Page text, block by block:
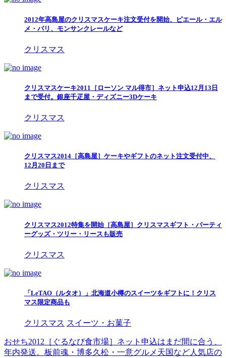
2012年高島屋のクリスマスケーキ注文受付を開始、ピエール・エル
メ・パリ、モンサンクレールなど
クリスマス
クリスマスケーキ2011［ローソン マル得市］ネット申込12月13日
まで受付。銀座千疋屋・ディズニー3Dケーキ
クリスマス
クリスマス2014［高島屋］ケーキやギフトのネット注文受付中、
12月20日まで
クリスマス
クリスマス2012特集を開始［高島屋］クリスマスギフト・パーティ
ーグッズ・ツリー・リースも販売
クリスマス
「LeTAO（ルタオ）」北海道小樽のスイーツをギフトに！クリス
マス限定商品も
クリスマス スイーツ・お菓子
おせち2012［ぐるなび食市場］ネット申込はまだ間に合う、
年内発送。板前魂・博多久松・一意グルメ天国など人気店の